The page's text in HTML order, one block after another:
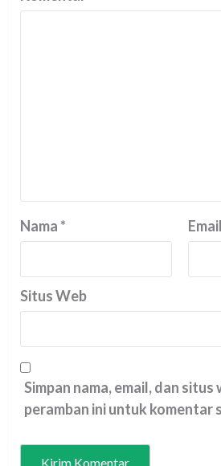
Nama* Email
Situs Web
Simpan nama, email, dan situs
peramban ini untuk komentar